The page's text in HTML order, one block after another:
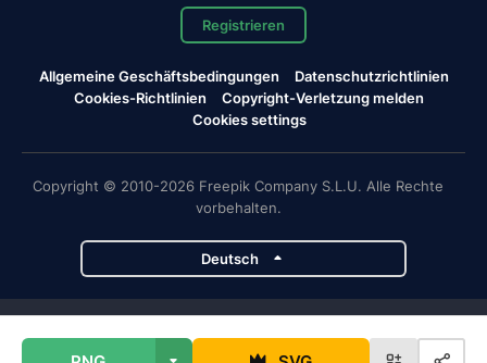
Registrieren
Allgemeine Geschäftsbedingungen
Datenschutzrichtlinien
Cookies-Richtlinien
Copyright-Verletzung melden
Cookies settings
Copyright © 2010-2026 Freepik Company S.L.U. Alle Rechte
vorbehalten.
Deutsch